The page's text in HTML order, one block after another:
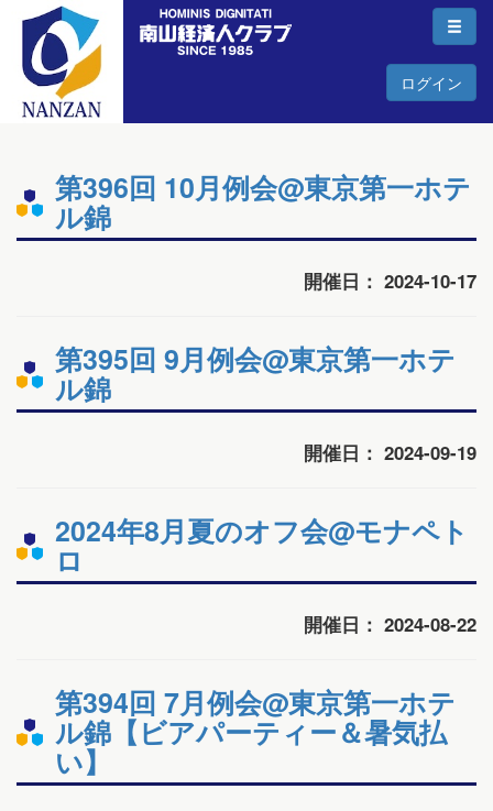
ログイン
第396回 10月例会@東京第一ホテ
ル錦
開催日： 2024-10-17
第395回 9月例会@東京第一ホテ
ル錦
開催日： 2024-09-19
2024年8月夏のオフ会@モナペト
ロ
開催日： 2024-08-22
第394回 7月例会@東京第一ホテ
ル錦【ビアパーティー＆暑気払
い】